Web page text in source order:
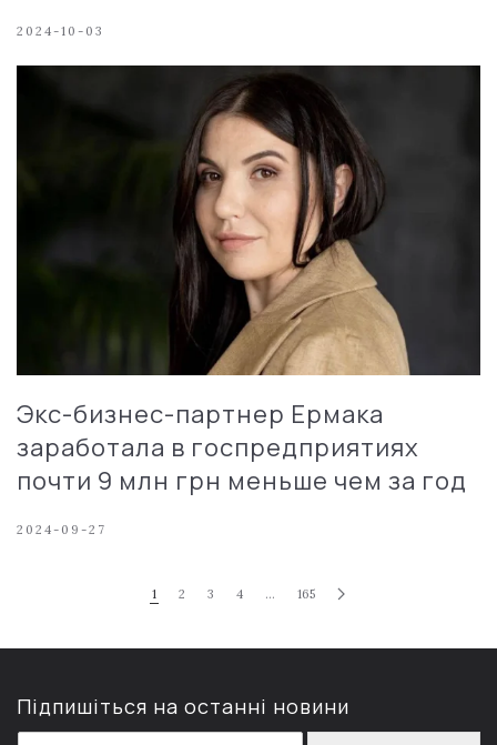
2024-10-03
Экс-бизнес-партнер Ермака
заработала в госпредприятиях
почти 9 млн грн меньше чем за год
2024-09-27
1 2 3 4 … 165
Підпишіться на останні новини